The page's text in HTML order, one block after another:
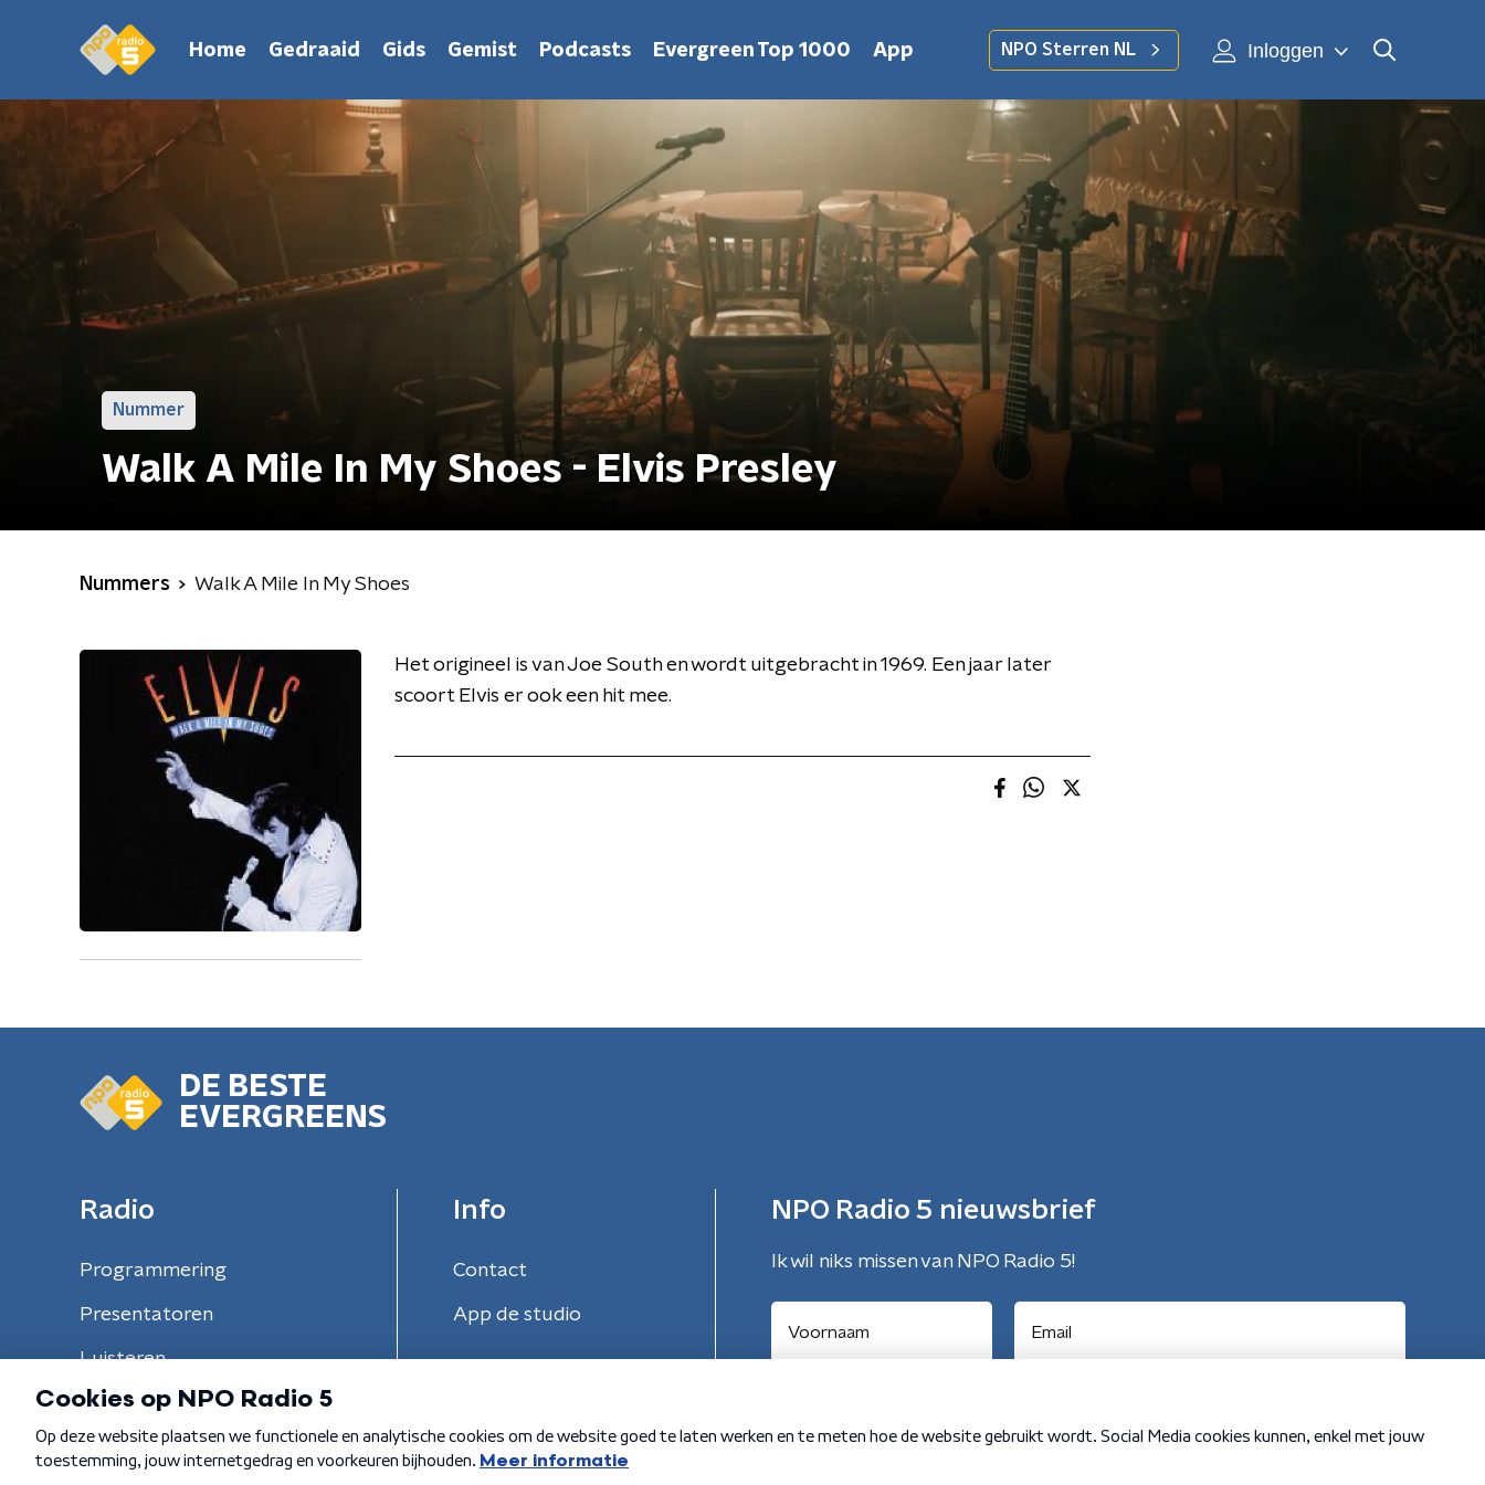
Home Gedraaid Gids Gemist Podcasts Evergreen Top 1000 App NPO Sterren NL Inloggen
Nummer
Walk A Mile In My Shoes - Elvis Presley
Nummers Walk A Mile In My Shoes
Het origineel is van Joe South en wordt uitgebracht in 1969. Een jaar later
scoort Elvis er ook een hit mee.
DE BESTE
EVERGREENS
Radio
Programmering
Presentatoren
Luisteren
Info
Contact
App de studio
NPO Radio 5 nieuwsbrief
Ik wil niks missen van NPO Radio 5!
Algemene voorwaarden Privacybeleid